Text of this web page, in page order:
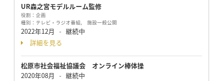
UR森之宮モデルルーム監修
役割： 企画
種別： テレビ・ラジオ番組, 施設一般公開
2022年12月 - 継続中
詳細を見る
松原市社会福祉協議会 オンライン棒体操
2020年08月
- 継続中